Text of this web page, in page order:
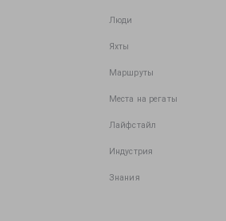
Люди
Яхты
Маршруты
Места на регаты
Лайфстайл
Индустрия
Знания